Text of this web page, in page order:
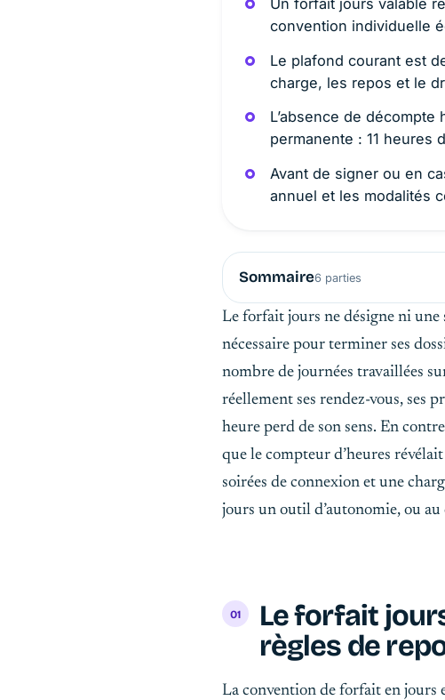
Un forfait jours valable
convention individuelle
Le plafond courant est
charge, les repos et le
L’absence de
permanente : 11 heures
Avant de signer ou en
annuel et les modalités
Sommaire6 parties
Le forfait jours ne désigne ni
nécessaire pour terminer ses
nombre de journées travaillées
réellement ses rendez-vous, ses
heure perd de son sens. En
que le compteur d’heures
soirées de connexion et une
jours un outil d’autonomie, ou
Le forfait
règles de
La convention de forfait en jours